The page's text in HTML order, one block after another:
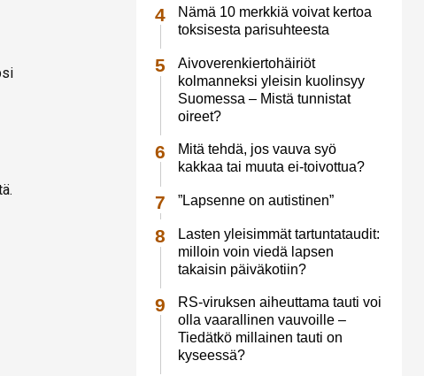
Nämä 10 merkkiä voivat kertoa
toksisesta parisuhteesta
Aivoverenkiertohäiriöt
kolmanneksi yleisin kuolinsyy
Suomessa – Mistä tunnistat
oireet?
Mitä tehdä, jos vauva syö
kakkaa tai muuta ei-toivottua?
”Lapsenne on autistinen”
Lasten yleisimmät tartuntataudit:
milloin voin viedä lapsen
takaisin päiväkotiin?
RS-viruksen aiheuttama tauti voi
olla vaarallinen vauvoille –
Tiedätkö millainen tauti on
kyseessä?